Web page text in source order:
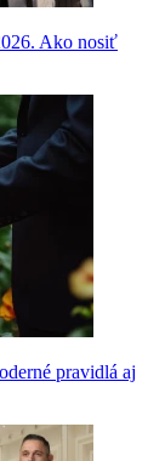
Ako nosiť
pravidlá aj